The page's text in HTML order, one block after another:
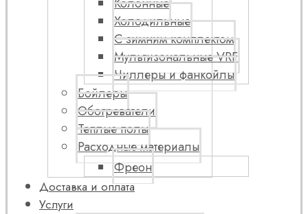
Колонные
Холодильные
С зимним комплектом
Мультизональные VRF
Чиллеры и фанкойлы
Бойлеры
Обогреватели
Теплые полы
Расходные материалы
Фреон
Доставка и оплата
Услуги